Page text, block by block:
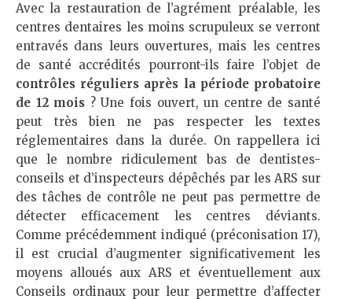
Avec la restauration de l’agrément préalable, les
centres dentaires les moins scrupuleux se verront
entravés dans leurs ouvertures, mais les centres
de santé accrédités pourront-ils faire l’objet de
contrôles réguliers après la période probatoire
de 12 mois ? Une fois ouvert, un centre de santé
peut très bien ne pas respecter les textes
réglementaires dans la durée. On rappellera ici
que le nombre ridiculement bas de dentistes-
conseils et d’inspecteurs dépêchés par les ARS sur
des tâches de contrôle ne peut pas permettre de
détecter efficacement les centres déviants.
Comme précédemment indiqué (préconisation 17),
il est crucial d’augmenter significativement les
moyens alloués aux ARS et éventuellement aux
Conseils ordinaux pour leur permettre d’affecter